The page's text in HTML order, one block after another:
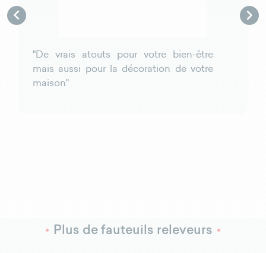

"De vrais atouts pour votre bien-être
mais aussi pour la décoration de votre
maison"

Plus de fauteuils releveurs